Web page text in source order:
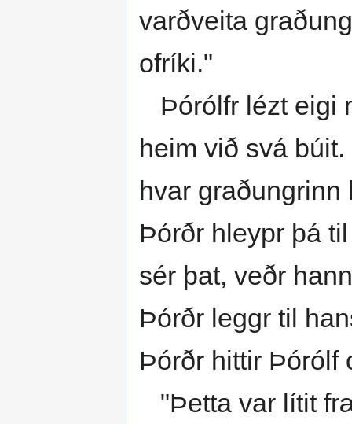
varðveita
ofríki."
Þórólfr lézt eigi
heim við svá
hvar
Þórðr hleypr þá
sér þat, veðr
Þórðr leggr til
Þórðr hittir Þórólf
"Þetta var lítit